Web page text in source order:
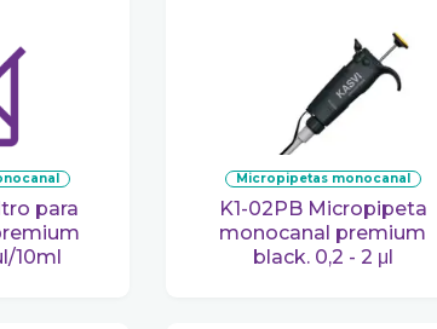
10ml
micropipetas monocanal
K1-02PB Micropipeta
monocanal premium
black. 0,2 - 2 μl